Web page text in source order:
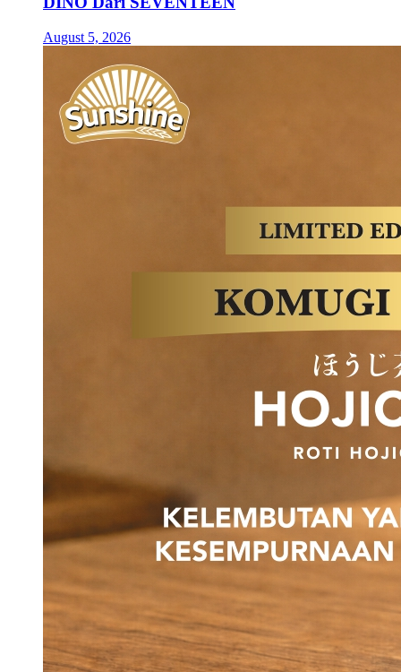
August 5, 2026